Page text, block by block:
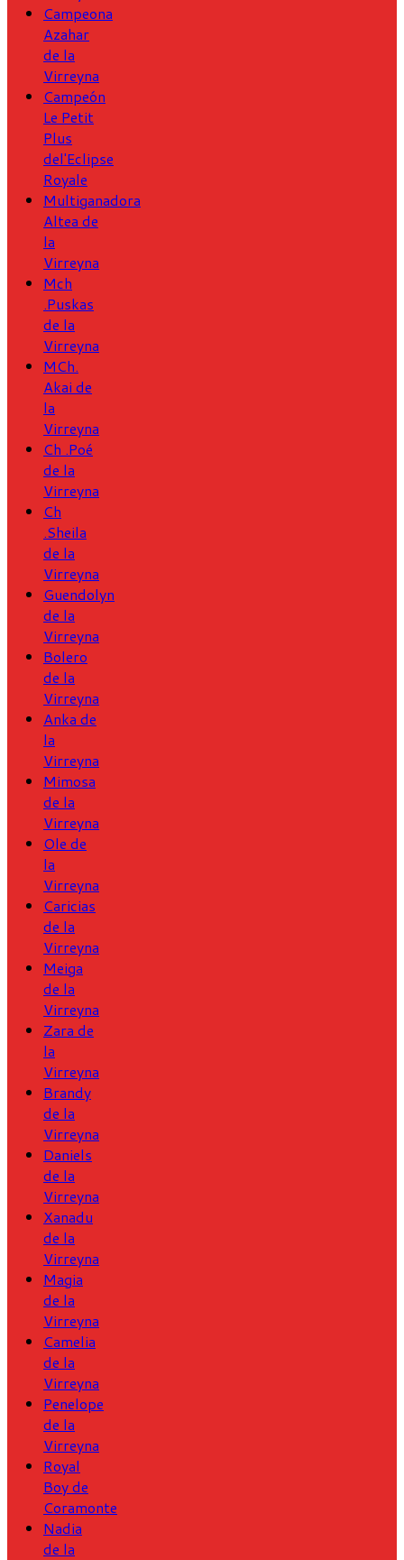
Campeona
Azahar
de la
Virreyna
Campeón
Le Petit
Plus
del'Eclipse
Royale
Multiganadora
Altea de
la
Virreyna
Mch
.Puskas
de la
Virreyna
MCh.
Akai de
la
Virreyna
Ch .Poé
de la
Virreyna
Ch
.Sheila
de la
Virreyna
Guendolyn
de la
Virreyna
Bolero
de la
Virreyna
Anka de
la
Virreyna
Mimosa
de la
Virreyna
Ole de
la
Virreyna
Caricias
de la
Virreyna
Meiga
de la
Virreyna
Zara de
la
Virreyna
Brandy
de la
Virreyna
Daniels
de la
Virreyna
Xanadu
de la
Virreyna
Magia
de la
Virreyna
Camelia
de la
Virreyna
Penelope
de la
Virreyna
Royal
Boy de
Coramonte
Nadia
de la